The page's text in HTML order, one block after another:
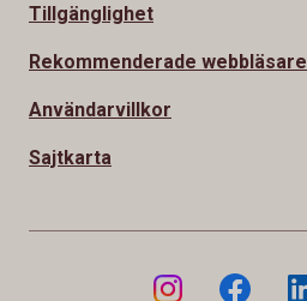
Tillgänglighet
Rekommenderade webbläsare
Användarvillkor
Sajtkarta